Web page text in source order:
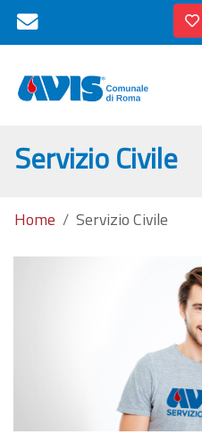
Servizio Civile
Home Servizio Civile